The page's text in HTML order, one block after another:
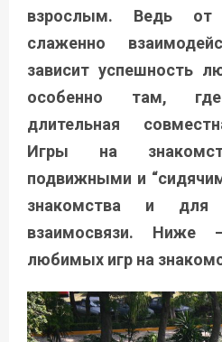
взрослым. Ведь от
слаженно
зависит успешность
особенно там, где
длительная
Игры на
подвижными и
знакомства и для
взаимосвязи. Ниже
любимых игр на